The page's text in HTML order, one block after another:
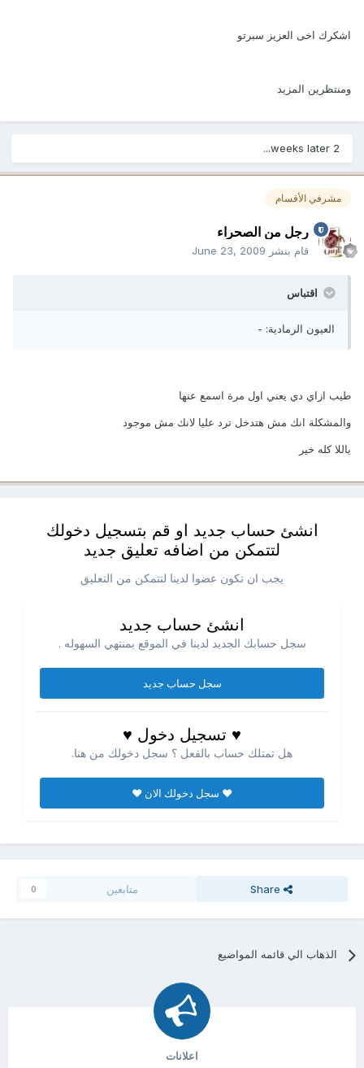
اشكرك اخى العزيز سبرتو
ومنتظرين المزيد
2 weeks later...
مشرفي الأقسام
رجل من الصحراء
قام بنشر June 23, 2009
اقتباس
العيون الرمادية: -
طيب ازاي دي يعني اول مرة اسمع عنها
والمشكلة انك مش هتدخل ترد عليا لانك مش موجود
ياللا كله خير
انشئ حساب جديد او قم بتسجيل دخولك
لتتمكن من اضافه تعليق جديد
يجب ان تكون عضوا لدينا لتتمكن من التعليق
انشئ حساب جديد
سجل حسابك الجديد لدينا في الموقع بمنتهي السهوله .
سجل حساب جديد
♥ تسجيل دخول ♥
هل تمتلك حساب بالفعل ؟ سجل دخولك من هنا.
♥ سجل دخولك الان ♥
Share متابعين 0
الذهاب الي قائمه المواضيع
اعلانات